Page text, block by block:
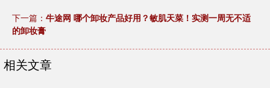
下一篇： 牛途网 哪个卸妆产品好用？敏肌天菜！实测一周无不适
的卸妆膏
相关文章